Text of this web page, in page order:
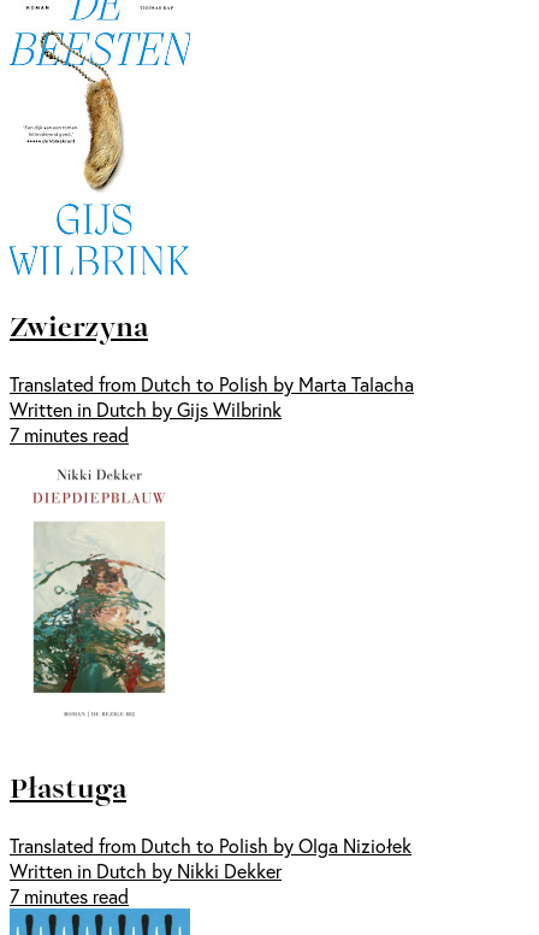
Zwierzyna
Translated from Dutch to Polish by Marta Talacha
Written in Dutch by Gijs Wilbrink
7 minutes read
Płastuga
Translated from Dutch to Polish by Olga Niziołek
Written in Dutch by Nikki Dekker
7 minutes read